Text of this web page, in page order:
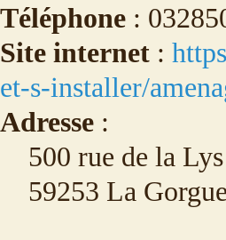
Téléphone :
Site internet :
et-s-installer/
Adresse :
500 rue de la Lys
59253 La Gorgue